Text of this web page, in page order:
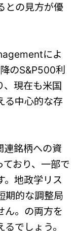
との見方が優
によ
のS&P500利
、現在も米国
る中心的な存
連銘柄への資
おり、一部で
。地政学リス
期的な調整局
ん。の両方を
でしょう。